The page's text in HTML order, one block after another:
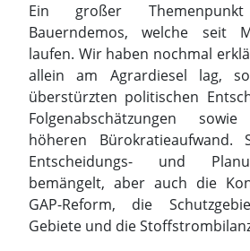
Ein großer
Bauerndemos, welche seit
laufen. Wir haben nochmal
allein am Agrardiesel lag,
überstürzten politischen
Folgenabschätzungen
höheren
Entscheidungs- und
bemängelt, aber auch die
GAP-Reform, die
Gebiete und die